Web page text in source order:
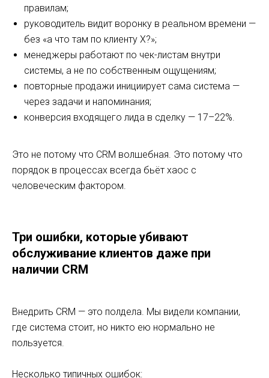
правилам;
руководитель видит воронку в реальном времени —
без «а что там по клиенту Х?»;
менеджеры работают по чек-листам внутри
системы, а не по собственным ощущениям;
повторные продажи инициирует сама система —
через задачи и напоминания;
конверсия входящего лида в сделку — 17–22%.
Это не потому что CRM волшебная. Это потому что
порядок в процессах всегда бьёт хаос с
человеческим фактором.
Три ошибки, которые убивают
обслуживание клиентов даже при
наличии CRM
Внедрить CRM — это полдела. Мы видели компании,
где система стоит, но никто ею нормально не
пользуется.
Несколько типичных ошибок: